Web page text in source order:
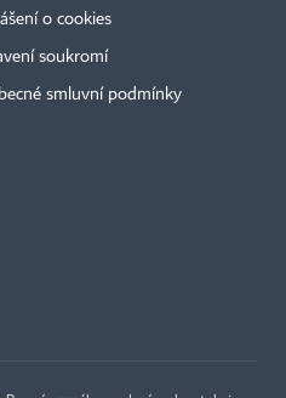
o cookies
soukromí
smluvní podmínky